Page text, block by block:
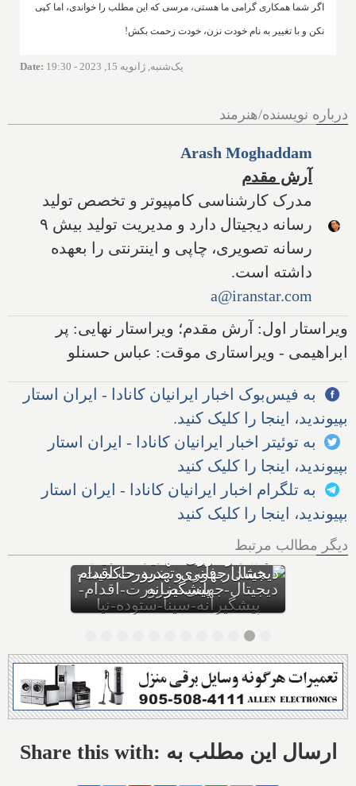
اگر شما همکاری گرامی ما هستی، مرسی که این مطلب را خواندی، اما کپی
نکن و با تغییر به نام خودت نزن، خودت زحمت بکش!
Date: یک‌شنبه, ژانویه 15, 2023 - 19:30
درباره نویسنده/هنرمند
Arash Moghaddam
آرش مقدم
مدرک کارشناسی کامپیوتر و تخصص تولید
رسانه دیجیتال دارد و مدیریت تولید بیش ۹
رسانه تصویری، چاپی و اینترنتی را بعهده
داشته است.
a@iranstar.com
ویراستار اول: آرش مقدم؛ ویراستار نهایی: پر
ابراهیمی - ویراستاری موقت: عباس حسنلو
به فیس‌بوک اخبار ایرانیان کانادا - ایران استار
بپیوندید، اینجا را کلیک کنید.
به توئیتر اخبار ایرانیان کانادا - ایران استار
بپیوندید، اینجا را کلیک کنید
به تلگرام اخبار ایرانیان کانادا - ایران استار
بپیوندید، اینجا را کلیک کنید
دیگر مطالب مرتبط
تحقیقات دانشمندان دانشگاهی
در مجارستان: چه غذاهایی را
برای چه سرطان‌هایی نباید
بخوریم، و چه غذاهایی را
بخوریم؟
Share this with: ارسال این مطلب به